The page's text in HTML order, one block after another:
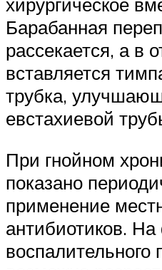
Барабанная
рассекается, а в
вставляется
трубка,
евстахиевой
При гнойном
показано
применение
антибиотиков.
воспалительного